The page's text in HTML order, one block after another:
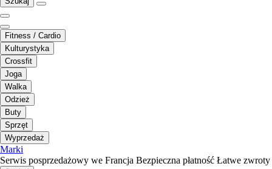
Fitness / Cardio
Kulturystyka
Crossfit
Joga
Walka
Odzież
Buty
Sprzęt
Wyprzedaż
Marki
Serwis posprzedażowy we Francja Bezpieczna płatność Łatwe zwroty